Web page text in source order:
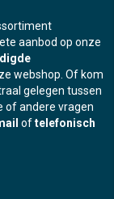
aanbod op onze
webshop. Of kom
gelegen tussen
of andere vragen
oftelefonisch